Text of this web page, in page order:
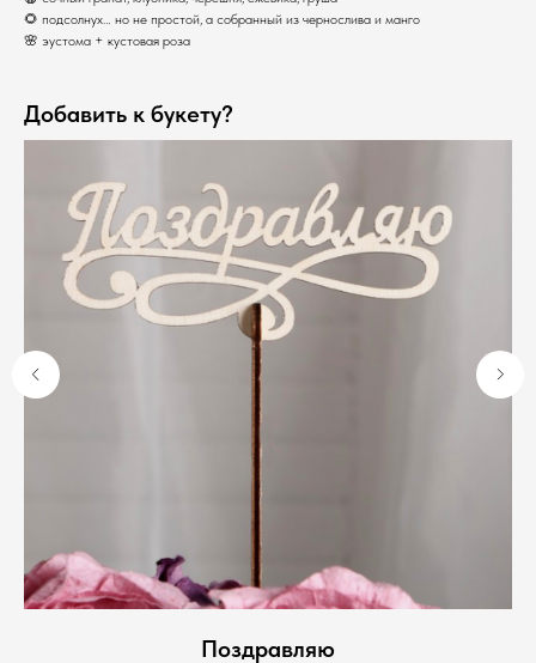
🌻 подсолнух… но не простой, а собранный из чернослива и манго
🌸 эустома + кустовая роза
Добавить к букету?
Поздравляю